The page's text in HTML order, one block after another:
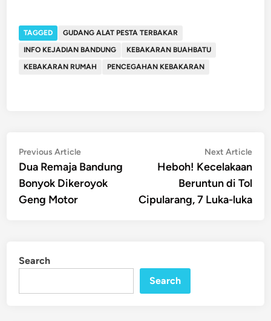
TAGGED
GUDANG ALAT PESTA TERBAKAR
INFO KEJADIAN BANDUNG
KEBAKARAN BUAHBATU
KEBAKARAN RUMAH
PENCEGAHAN KEBAKARAN
Post
navigation
Previous ArticlePrevious
article:
Dua Remaja Bandung
Bonyok Dikeroyok
Geng Motor
Next Article
Heboh! Kecelakaan
Beruntun di Tol
Cipularang, 7 Luka-luka
Search
Search